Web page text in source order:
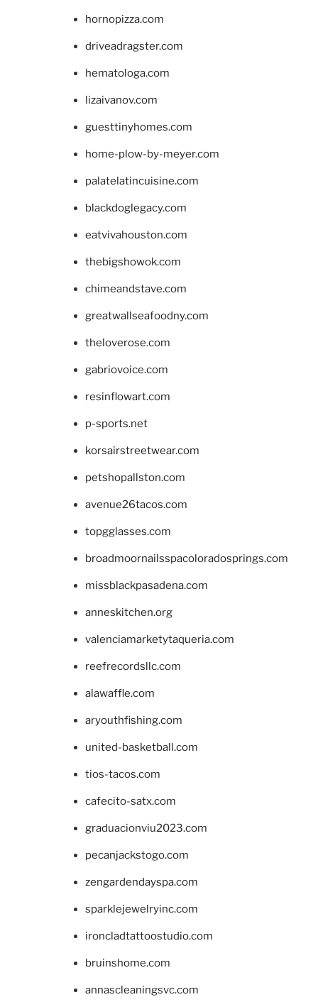
hornopizza.com
driveadragster.com
hematologa.com
lizaivanov.com
guesttinyhomes.com
home-plow-by-meyer.com
palatelatincuisine.com
blackdoglegacy.com
eatvivahouston.com
thebigshowok.com
chimeandstave.com
greatwallseafoodny.com
theloverose.com
gabriovoice.com
resinflowart.com
p-sports.net
korsairstreetwear.com
petshopallston.com
avenue26tacos.com
topgglasses.com
broadmoornailsspacoloradosprings.com
missblackpasadena.com
anneskitchen.org
valenciamarketytaqueria.com
reefrecordsllc.com
alawaffle.com
aryouthfishing.com
united-basketball.com
tios-tacos.com
cafecito-satx.com
graduacionviu2023.com
pecanjackstogo.com
zengardendayspa.com
sparklejewelryinc.com
ironcladtattoostudio.com
bruinshome.com
annascleaningsvc.com